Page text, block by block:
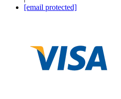
[email protected]